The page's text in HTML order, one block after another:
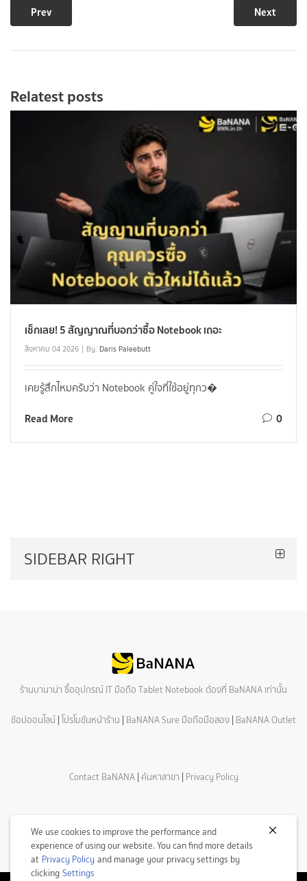
Prev Next
Relatest posts
เช็กเลย! 5 สัญญาณที่บอกว่าซื้อ Notebook เถอะ
สิงหาคม 04 2026 By: Daris Paleebutt
เคยรู้สึกไหมครับว่า Notebook คู่ใจที่ใช้อยู่ทุกว�
Read More 0
SIDEBAR RIGHT
ร้านบานาน่า ซื้ออุปกรณ์ IT มือถือ Tablet Notebook ต้องที่ BaNANA เท่านั้น
ช้อปออนไลน์ | โปรโมชันหน้าร้าน | BaNANA Sure มือถือมือสอง | BaNANA Outlet
Contact BaNANA| ค้นหาสาขา | Privacy Policy
We use cookies to improve the performance and
experience of using our website. You can find more details
at Privacy Policy and manage your privacy settings by
clicking Settings